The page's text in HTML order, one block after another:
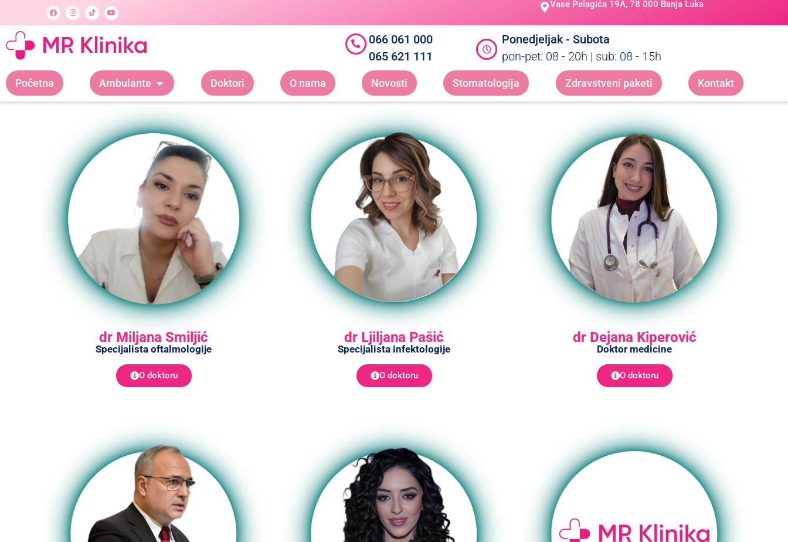
Vase Pelagića 19A, 78 000 Banja Luka
066 061 000
065 621 111
Ponedjeljak - Subota
pon-pet: 08 - 20h | sub: 08 - 15h
Početna Ambulante Doktori O nama Novosti Stomatologija Zdravstveni paketi Kontakt
dr Miljana Smiljić
Specijalista oftalmologije
O doktoru
dr Ljiljana Pašić
Specijalista infektologije
O doktoru
dr Dejana Kiperović
Doktor medicine
O doktoru